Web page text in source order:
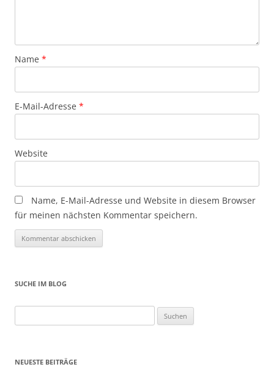
Name *
E-Mail-Adresse *
Website
Name, E-Mail-Adresse und Website in diesem Browser
für meinen nächsten Kommentar speichern.
SUCHE IM BLOG
nach:
NEUESTE BEITRÄGE